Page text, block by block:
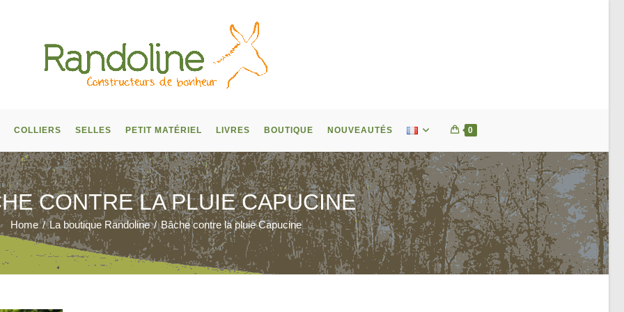
COLLIERS SELLES PETIT MATÉRIEL LIVRES BOUTIQUE NOUVEAUTÉS 0
CONTRE LA PLUIE CAPUCINE
Home / La boutique Randoline / Bâche contre la pluie Capucine